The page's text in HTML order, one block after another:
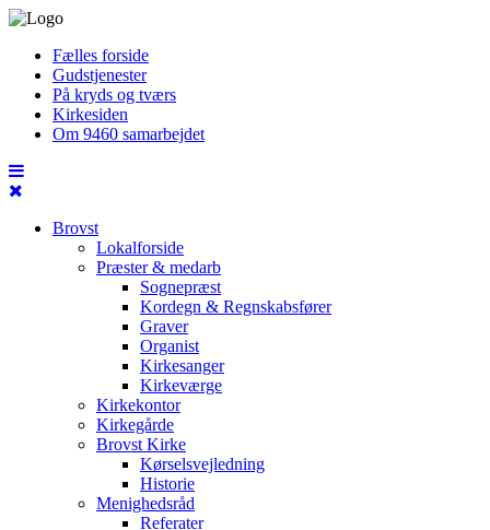
Fælles forside
Gudstjenester
På kryds og tværs
Kirkesiden
Om 9460 samarbejdet
Brovst
Lokalforside
Præster & medarb
Sognepræst
Kordegn & Regnskabsfører
Graver
Organist
Kirkesanger
Kirkeværge
Kirkekontor
Kirkegårde
Brovst Kirke
Kørselsvejledning
Historie
Menighedsråd
Referater